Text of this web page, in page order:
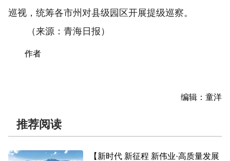
巡视，统筹各市州对县级园区开展提级巡察。
（来源：青海日报）
作者
编辑：童洋
推荐阅读
【新时代 新征程 新伟业·高质量发展